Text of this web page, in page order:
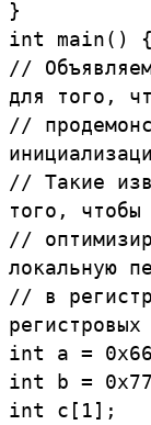
}
int
main( )
{
//
для того,
//
// Такие
того, чтобы
//
локальную
// в
регистровых
int
a =
int
b =
int
c [ 1] ;